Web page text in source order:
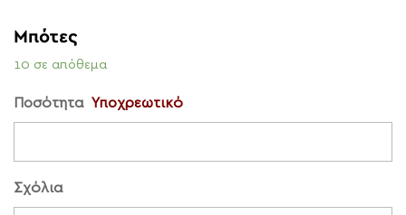
Μπότες
10 σε απόθεμα
Ποσότητα Υποχρεωτικό
Σχόλια